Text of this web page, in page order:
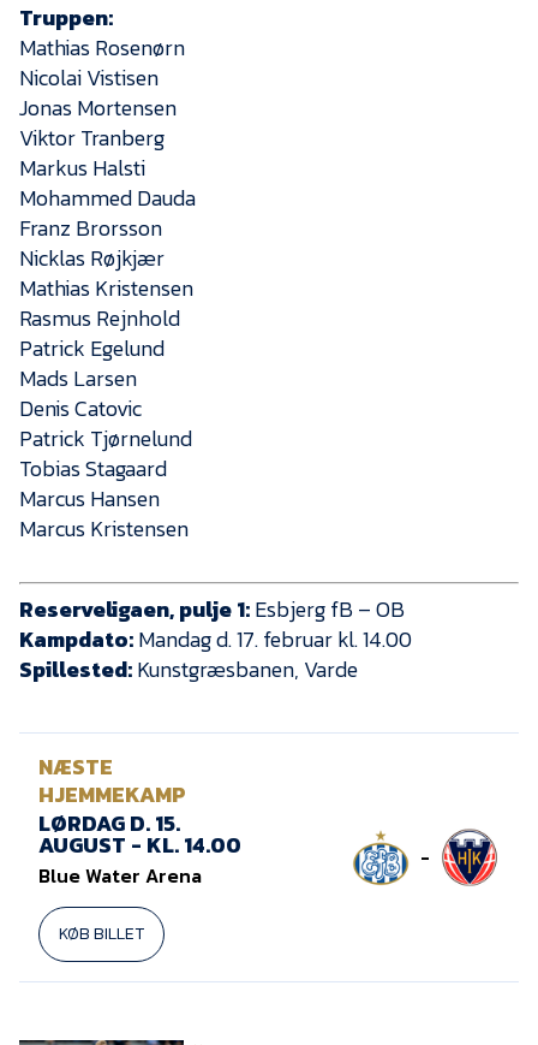
Kontakt
Job i EfB
Truppen:
Mathias Rosenørn
Nicolai Vistisen
Jonas Mortensen
Viktor Tranberg
Markus Halsti
Mohammed Dauda
Franz Brorsson
Nicklas Røjkjær
Mathias Kristensen
Rasmus Rejnhold
Patrick Egelund
Mads Larsen
Denis Catovic
Patrick Tjørnelund
Tobias Stagaard
Marcus Hansen
Marcus Kristensen
Reserveligaen, pulje 1:Esbjerg fB – OB
Kampdato:Mandag d. 17. februar kl. 14.00
Spillested:Kunstgræsbanen, Varde
NÆSTE
HJEMMEKAMP
LØRDAG D. 15.
AUGUST - KL. 14.00
Blue Water Arena
KØB BILLET
-